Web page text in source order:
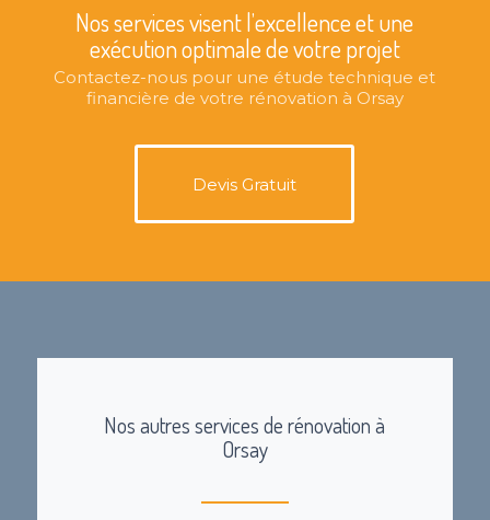
Nos services visent l’excellence et une
exécution optimale de votre projet
Contactez-nous pour une étude technique et
financière de votre rénovation à Orsay
Devis Gratuit
Nos autres services de rénovation à
Orsay